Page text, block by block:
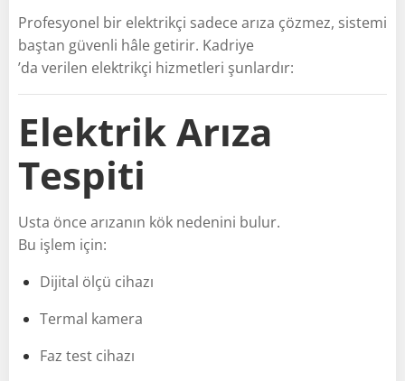
Profesyonel bir elektrikçi sadece arıza çözmez, sistemi
baştan güvenli hâle getirir. Kadriye
’da verilen elektrikçi hizmetleri şunlardır:
Elektrik Arıza
Tespiti
Usta önce arızanın kök nedenini bulur.
Bu işlem için:
Dijital ölçü cihazı
Termal kamera
Faz test cihazı